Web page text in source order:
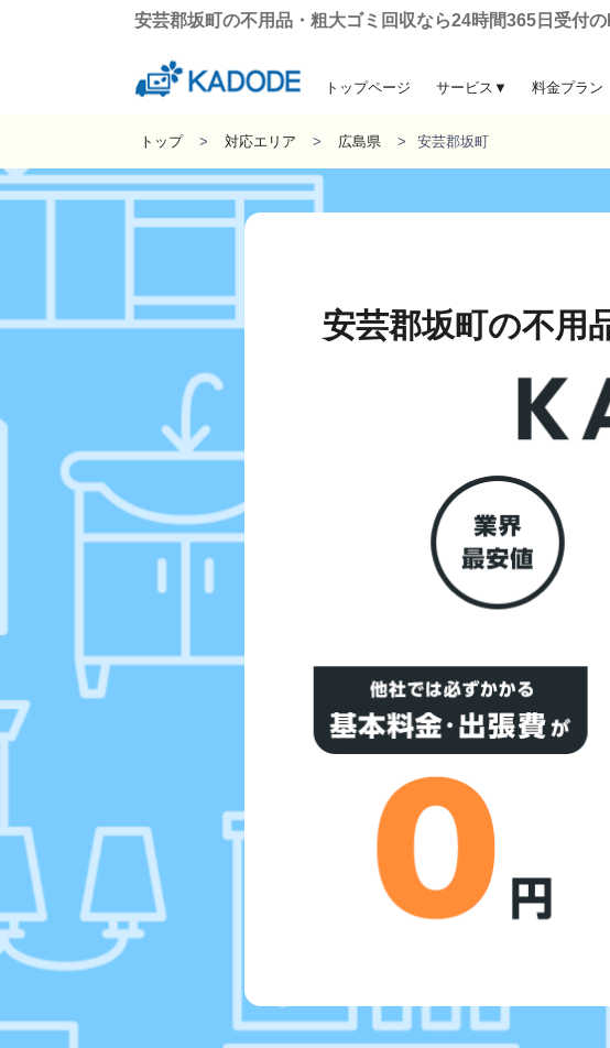
安芸郡坂町の不用品・粗大ゴミ回収なら24時間365日受付
トップページ
サービス▼
料金プラン
トップ 対応エリア 広島県 安芸郡坂町
安芸郡坂町の不用